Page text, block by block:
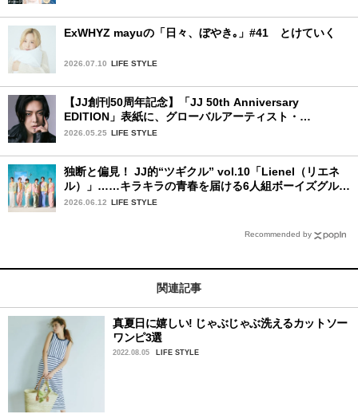
ExWHYZ mayuの「日々、ぼやき｡」#41 とけていく
2026.07.10 LIFE STYLE
【JJ創刊50周年記念】「JJ 50th Anniversary
EDITION」表紙に、グローバルアーティスト・
YUTA（NCT）が登場します！
2026.05.25 LIFE STYLE
独断と偏見！ JJ的“ツギクル” vol.10「Lienel（リエネ
ル）」……キラキラの青春を届ける6人組ボーイズグルー
プ
2026.06.12 LIFE STYLE
Recommended by
関連記事
真夏日に嬉しい! じゃぶじゃぶ洗えるカットソー
ワンピ3選
2022.08.05 LIFE STYLE